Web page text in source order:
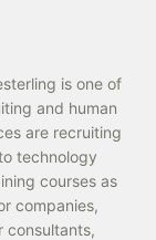
is one of
and human
are recruiting
technology
courses as
companies,
consultants,